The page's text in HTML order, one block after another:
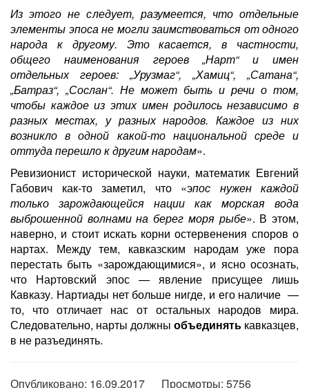
Из этого не следует, разумеется, что отдельные
элементы эпоса не могли заимствоваться от одного
народа к другому. Это касается, в частности,
общего наименования героев „Нарт“ и имен
отдельных героев: „Урузмаг“, „Хамиц“, „Сатана“,
„Батраз“, „Сослан“. Не может быть и речи о том,
чтобы каждое из этих имен родилось независимо в
разных местах, у разных народов. Каждое из них
возникло в одной какой-то национальной среде и
оттуда перешло к другим народам».
Ревизионист исторической науки, математик Евгений
Габович как-то заметил, что «эпос нужен каждой
только зарождающейся нации как морская вода
выброшенной волнами на берег моря рыбе». В этом,
наверно, и стоит искать корни остервенения споров о
нартах. Между тем, кавказским народам уже пора
перестать быть «зарождающимися», и ясно осознать,
что Нартовский эпос — явление присущее лишь
Кавказу. Нартиады нет больше нигде, и его наличие —
то, что отличает нас от остальных народов мира.
Следовательно, нарты должны объединять кавказцев,
в не разъединять.
Опубликовано: 16.09.2017 Просмотры: 5756